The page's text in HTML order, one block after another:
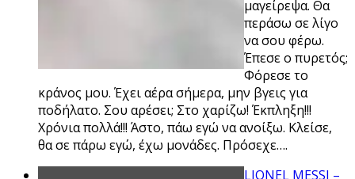
μαγείρεψα. Θα
περάσω σε λίγο
να σου φέρω.
Έπεσε ο πυρετός;
Φόρεσε το
κράνος μου. Έχει αέρα σήμερα, μην βγεις για
ποδήλατο. Σου αρέσει; Στο χαρίζω! Έκπληξη!!!
Χρόνια πολλά!!! Άστο, πάω εγώ να ανοίξω. Κλείσε,
θα σε πάρω εγώ, έχω μονάδες. Πρόσεχε….
LIONEL MESSI –